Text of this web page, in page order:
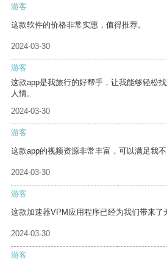
游客
这款软件的价格非常实惠，值得推荐。
2024-03-30
游客
这款app是我旅行的好帮手，让我能够轻松
人情。
2024-03-30
游客
这款app的视频资源非常丰富，可以满足我不
2024-03-30
游客
这款加速器VPM应用程序已经为我们带来了
2024-03-30
游客